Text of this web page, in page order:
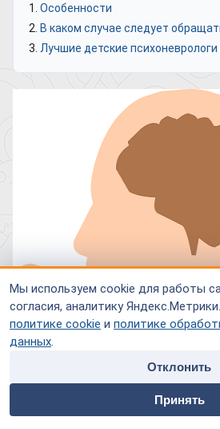
Мы используем cookie для работы
согласия, аналитику
политике cookie и политике
данных.
Отклонить
Принять
home people
Специалисты
Особенности
В каком случае следует
Лучшие детские